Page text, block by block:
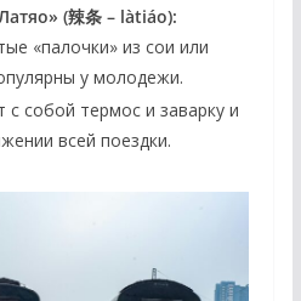
(辣条 – làtiáo):
«палочки» из сои или
у молодежи.
с собой термос и заварку и
всей поездки.